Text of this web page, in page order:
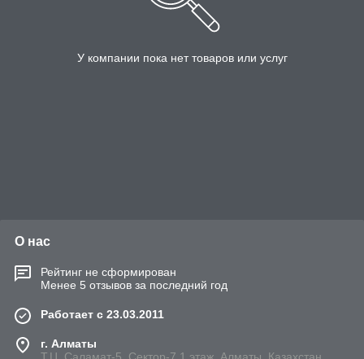
У компании пока нет товаров или услуг
О нас
Рейтинг не сформирован
Менее 5 отзывов за последний год
Работает с 23.03.2011
г. Алматы